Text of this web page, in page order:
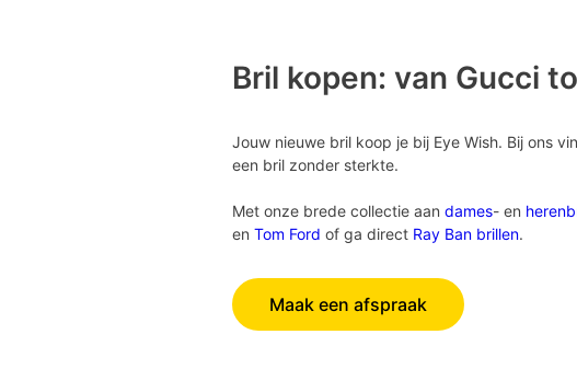
Bril kopen: van Gucci
Jouw nieuwe bril koop je bij Eye Wish. Bij ons
een bril zonder sterkte.
Met onze brede collectie aan dames- en
en Tom Ford of ga direct Ray Ban brillen.
Maak een afspraak